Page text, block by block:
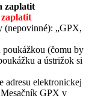
zaplatit
zaplatit
(nepovinné): „GPX,
(čomu by
a ústrižok si
adresu elektronickej
GPX v